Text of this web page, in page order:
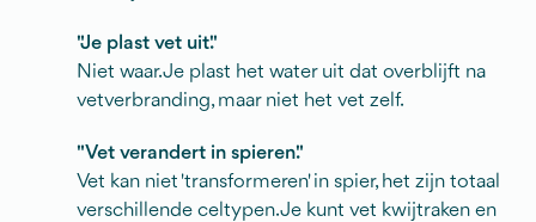
"Je plast vet uit."
Niet waar. Je plast het water uit dat overblijft na
vetverbranding, maar niet het vet zelf.
"Vet verandert in spieren."
Vet kan niet 'transformeren' in spier, het zijn totaal
verschillende celtypen. Je kunt vet kwijtraken en